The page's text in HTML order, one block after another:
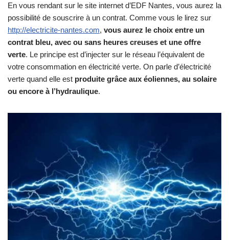
En vous rendant sur le site internet d’EDF Nantes, vous aurez la
possibilité de souscrire à un contrat. Comme vous le lirez sur
http://electricite-nantes.com, vous aurez le choix entre un
contrat bleu, avec ou sans heures creuses et une offre
verte. Le principe est d’injecter sur le réseau l’équivalent de
votre consommation en électricité verte. On parle d’électricité
verte quand elle est produite grâce aux éoliennes, au solaire
ou encore à l’hydraulique.